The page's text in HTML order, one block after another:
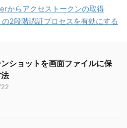
からアクセストークンの取得
2段階認証プロセスを有効にする
ショットを画面ファイルに保